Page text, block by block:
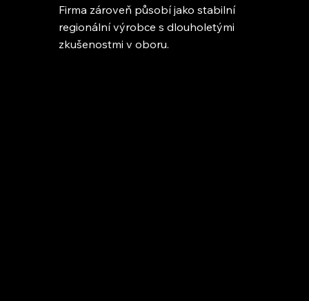
Firma zároveň působí jako stabilní
regionální výrobce s dlouholetými
zkušenostmi v oboru.